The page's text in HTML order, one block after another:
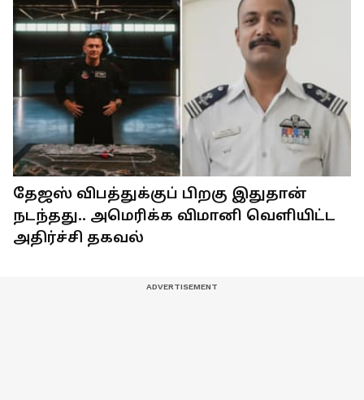
தேஜஸ் விபத்துக்குப் பிறகு இதுதான்
நடந்தது.. அமெரிக்க விமானி வெளியிட்ட
அதிர்ச்சி தகவல்